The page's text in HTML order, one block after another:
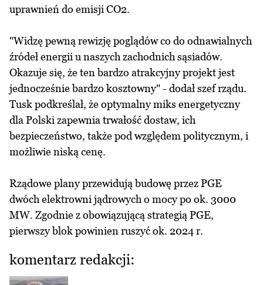
uprawnień do emisji CO2.
"Widzę pewną rewizję poglądów co do odnawialnych
źródeł energii u naszych zachodnich sąsiadów.
Okazuje się, że ten bardzo atrakcyjny projekt jest
jednocześnie bardzo kosztowny" - dodał szef rządu.
Tusk podkreślał, że optymalny miks energetyczny
dla Polski zapewnia trwałość dostaw, ich
bezpieczeństwo, także pod względem politycznym, i
możliwie niską cenę.
Rządowe plany przewidują budowę przez PGE
dwóch elektrowni jądrowych o mocy po ok. 3000
MW. Zgodnie z obowiązującą strategią PGE,
pierwszy blok powinien ruszyć ok. 2024 r.
komentarz redakcji: